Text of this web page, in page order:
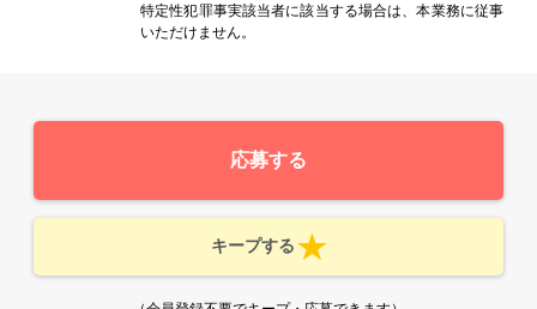
特定性犯罪事実該当者に該当する場合は、本業務に従事
いただけません。
応募する
キープする